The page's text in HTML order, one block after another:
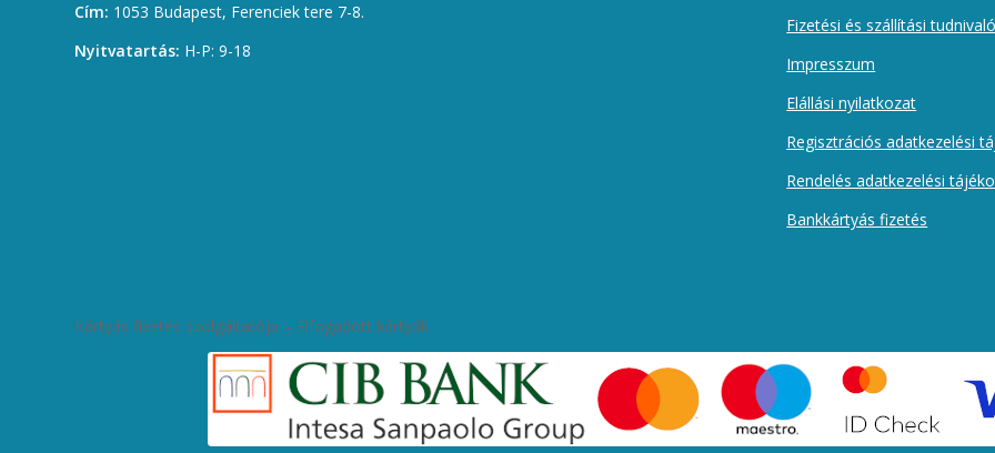
Cím: 1053 Budapest, Ferenciek tere 7-8.
Nyitvatartás: H-P: 9-18
Fizetési és szállítási
Impresszum
Elállási nyilatkozat
Regisztrációs adatkezelési
Rendelés adatkezelési
Bankkártyás fizetés
Kártyás fizetés szolgáltatója – Elfogadott kártyák